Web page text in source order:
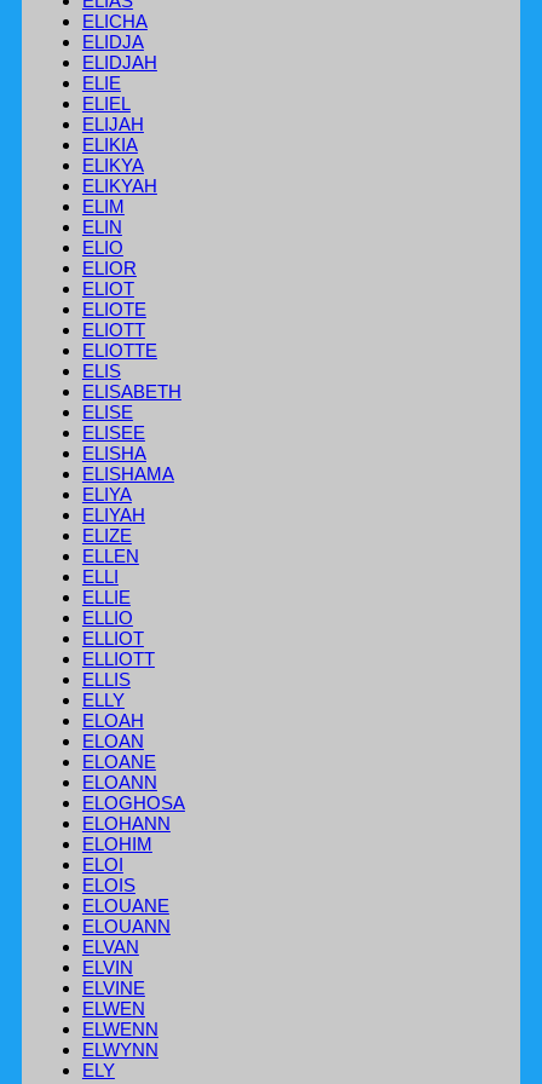
ELICHA
ELIDJA
ELIDJAH
ELIE
ELIEL
ELIJAH
ELIKIA
ELIKYA
ELIKYAH
ELIM
ELIN
ELIO
ELIOR
ELIOT
ELIOTE
ELIOTT
ELIOTTE
ELIS
ELISABETH
ELISE
ELISEE
ELISHA
ELISHAMA
ELIYA
ELIYAH
ELIZE
ELLEN
ELLI
ELLIE
ELLIO
ELLIOT
ELLIOTT
ELLIS
ELLY
ELOAH
ELOAN
ELOANE
ELOANN
ELOGHOSA
ELOHANN
ELOHIM
ELOI
ELOIS
ELOUANE
ELOUANN
ELVAN
ELVIN
ELVINE
ELWEN
ELWENN
ELWYNN
ELY